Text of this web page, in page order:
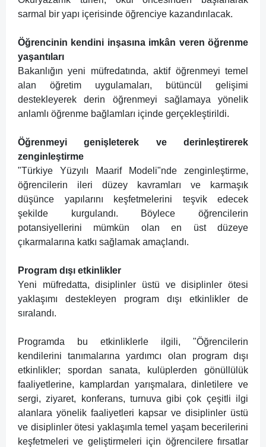
sarmal bir yapı içerisinde öğrenciye kazandırılacak.
Öğrencinin kendini inşasına imkân veren öğrenme
yaşantıları
Bakanlığın yeni müfredatında, aktif öğrenmeyi temel
alan öğretim uygulamaları, bütüncül gelişimi
destekleyerek derin öğrenmeyi sağlamaya yönelik
anlamlı öğrenme bağlamları içinde gerçekleştirildi.
Öğrenmeyi genişleterek ve derinleştirerek
zenginleştirme
"Türkiye Yüzyılı Maarif Modeli"nde zenginleştirme,
öğrencilerin ileri düzey kavramları ve karmaşık
düşünce yapılarını keşfetmelerini teşvik edecek
şekilde kurgulandı. Böylece öğrencilerin
potansiyellerini mümkün olan en üst düzeye
çıkarmalarına katkı sağlamak amaçlandı.
Program dışı etkinlikler
Yeni müfredatta, disiplinler üstü ve disiplinler ötesi
yaklaşımı destekleyen program dışı etkinlikler de
sıralandı.
Programda bu etkinliklerle ilgili, "Öğrencilerin
kendilerini tanımalarına yardımcı olan program dışı
etkinlikler; spordan sanata, kulüplerden gönüllülük
faaliyetlerine, kamplardan yarışmalara, dinletilere ve
sergi, ziyaret, konferans, turnuva gibi çok çeşitli ilgi
alanlara yönelik faaliyetleri kapsar ve disiplinler üstü
ve disiplinler ötesi yaklaşımla temel yaşam becerilerini
keşfetmeleri ve geliştirmeleri için öğrencilere fırsatlar